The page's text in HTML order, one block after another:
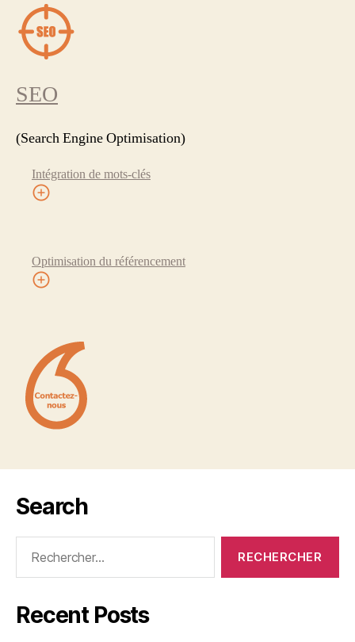
SEO
(Search Engine Optimisation)
Intégration de mots-clés
Optimisation du référencement
Search
Recent Posts